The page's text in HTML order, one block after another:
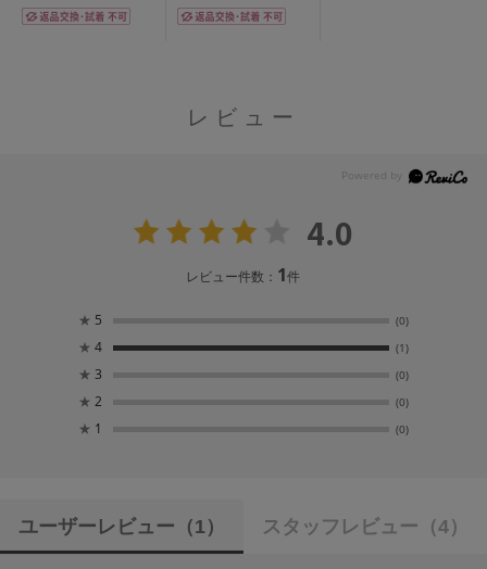
レビュー
4.0
レビュー件数： 1件
★ 5 (0)
★ 4 (1)
★ 3 (0)
★ 2 (0)
★ 1 (0)
ユーザーレビュー （1） スタッフレビュー （4）